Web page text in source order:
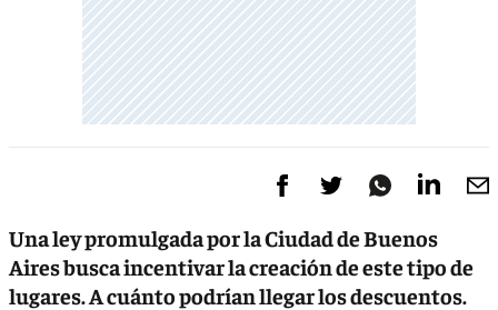
Una ley promulgada por la Ciudad de Buenos
Aires busca incentivar la creación de este tipo de
lugares. A cuánto podrían llegar los descuentos.